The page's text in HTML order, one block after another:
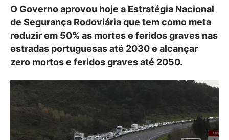
O Governo aprovou hoje a Estratégia Nacional
de Segurança Rodoviária que tem como meta
reduzir em 50% as mortes e feridos graves nas
estradas portuguesas até 2030 e alcançar
zero mortos e feridos graves até 2050.